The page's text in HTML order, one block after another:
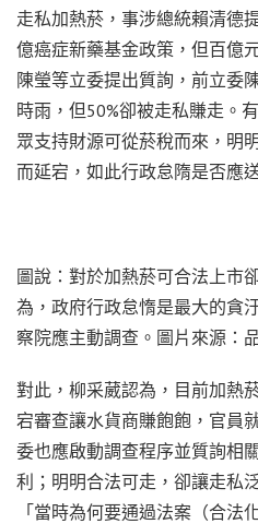
走私加熱菸，事涉總統賴清德
億癌症新藥基金政策，但百億
陳瑩等立委提出質詢，前立委
時雨，但50%卻被走私賺走。
眾支持財源可從菸稅而來，明
而延宕，如此行政怠隋是否應
圖說：對於加熱菸可合法上市
為，政府行政怠惰是最大的貪
察院應主動調查。圖片來源：
對此，柳采葳認為，目前加熱
宕審查讓水貨商賺飽飽，官員
委也應啟動調查程序並質詢相
利；明明合法可走，卻讓走私
「當時為何要通過法案（合